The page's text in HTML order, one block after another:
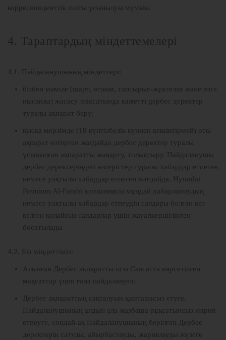
корреспонденттік шоты ұсынылуы мүмкін.
4. Тараптардың міндеттемелері
4.1. Пайдаланушының міндеттері:
бізбен мәміле (шарт, өтінім, тапсырыс-жүктелім және өзге
нысанда) жасасу мақсатында қажетті дербес деректер
туралы ақпарат беру;
қысқа мерзімде (10 күнтізбелік күннен кешіктірмей) осы
ақпарат өзгерген жағдайда дербес деректер туралы
ұсынылған ақпаратты жаңарту, толықтыру. Пайдаланушы
дербес деректеріндегі өзгерістер туралы хабардар етпеген
немесе уақтылы хабардар етпеген жағдайда, Hyundai
Premium Al-Farabi компаниясы мұндай хабарламаудың
немесе уақтылы хабардар етпеудің салдары болған кез
келген қолайсыз салдарлар үшін жауапкершіліктен
босатылады
4.2. Біз міндеттіміз:
Алынған Дербес ақпаратты осы Саясатта көрсетілген
мақсаттар үшін ғана пайдалануға;
Дербес ақпараттың сақталуын қамтамасыз етуге,
Пайдаланушының алдын ала жазбаша рұқсатынсыз жария
етпеуге, сондай-ақ Пайдаланушының берілген Дербес
деректерін сатуды, айырбастауды, жариялауды жүзеге